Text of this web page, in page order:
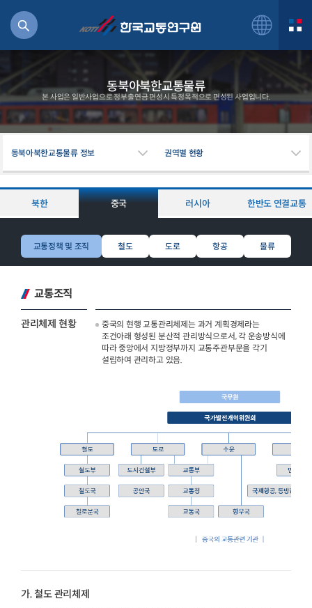
동북아북한교통물류
본 사업은 일반사업으로 정부출연금 편성시 특정목적으로 편성된 사업입니다.
동북아북한교통물류 정보 권역별 현황
북한 중국 러시아 한반도 연결교통
교통정책 및 조직 철도 도로 항공 물류
교통조직
관리체제 현황
중국의 현행 교통관리체제는 과거 계획경제라는
조건아래 형성된 분산적 관리방식으로서, 각 운송방식에
따라 중앙에서 지방정부까지 교통주관부문을 각기
설립하여 관리하고 있음.
가. 철도 관리체제
용
임
일반사업보고서
2024년 국가교통조사 및 분석
기획도서
2024 생활물류 서비스 보
2025.09.30